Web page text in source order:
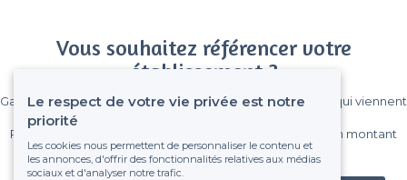
Vous souhaitez référencer votre
établissement ?
Gagnez de nombreux clients parmi le million de visiteurs qui viennent
Pas de commissions et sans engagement, vous payez un montant
fixe sans risque de voir déraper la facture.
Le respect de votre vie privée est notre
priorité
Les cookies nous permettent de personnaliser le contenu et
les annonces, d'offrir des fonctionnalités relatives aux médias
sociaux et d'analyser notre trafic.